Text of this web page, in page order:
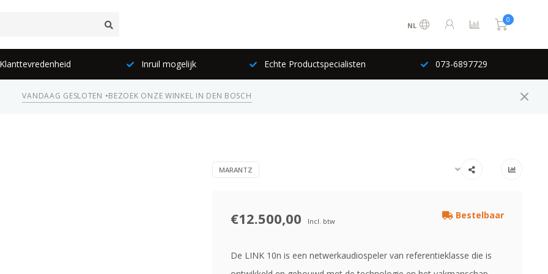
NL
0
Inruil mogelijk Echte Productspecialisten 073-6897729
VANDAAG GESLOTEN •BEZOEK ONZE WINKEL IN DEN BOSCH
MARANTZ
€12.500,00 Incl. btw
Bestelbaar
De LINK 10n is een netwerkaudiospeler van referentieklasse die is